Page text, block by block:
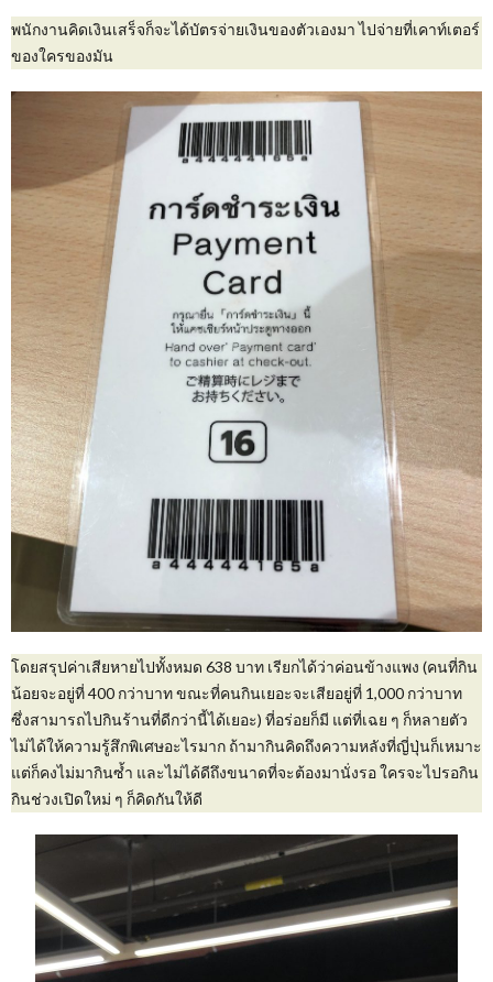
พนักงานคิดเงินเสร็จก็จะได้บัตรจ่ายเงินของตัวเองมา ไปจ่ายที่เคาท์เตอร์
ของใครของมัน
โดยสรุปค่าเสียหายไปทั้งหมด 638 บาท เรียกได้ว่าค่อนข้างแพง (คนที่กิน
น้อยจะอยู่ที่ 400 กว่าบาท ขณะที่คนกินเยอะจะเสียอยู่ที่ 1,000 กว่าบาท
ซึ่งสามารถไปกินร้านที่ดีกว่านี้ได้เยอะ) ที่อร่อยก็มี แต่ที่เฉย ๆ ก็หลายตัว
ไม่ได้ให้ความรู้สึกพิเศษอะไรมาก ถ้ามากินคิดถึงความหลังที่ญี่ปุ่นก็เหมาะ
แต่ก็คงไม่มากินซ้ำ และไม่ได้ดีถึงขนาดที่จะต้องมานั่งรอ ใครจะไปรอกิน
กินช่วงเปิดใหม่ ๆ ก็คิดกันให้ดี